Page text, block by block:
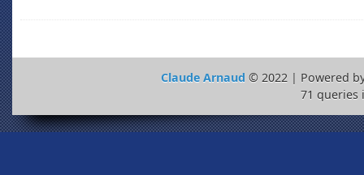
Claude Arnaud © 2022 | Powered
71 queries